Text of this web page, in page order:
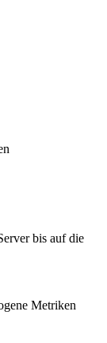
bis auf die
Metriken